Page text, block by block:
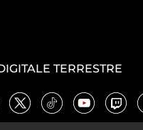
TERRESTRE